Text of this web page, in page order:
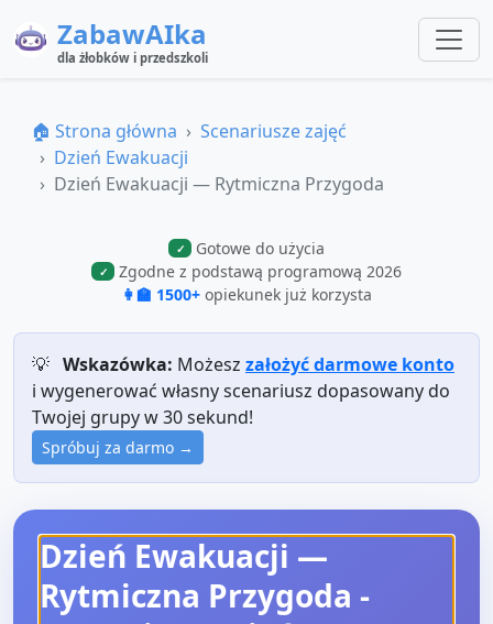
ZabawAIka
dla żłobków i przedszkoli
🏠 Strona główna
Scenariusze zajęć
Dzień Ewakuacji
Dzień Ewakuacji — Rytmiczna Przygoda
✓ Gotowe do użycia
✓
Zgodne z podstawą programową 2026
👩‍🏫 1500+ opiekunek już korzysta
💡 Wskazówka: Możesz założyć darmowe konto
i wygenerować własny scenariusz dopasowany do
Twojej grupy w 30 sekund!
Spróbuj za darmo →
Dzień Ewakuacji —
Rytmiczna Przygoda -